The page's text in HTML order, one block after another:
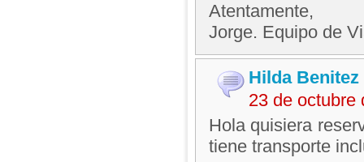
Atentamente,
Jorge. Equipo de
Hilda Benitez
23 de octubre
Hola quisiera
tiene transporte